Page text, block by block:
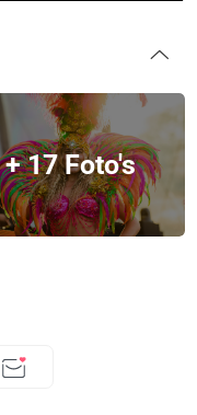
+ 17 Foto's